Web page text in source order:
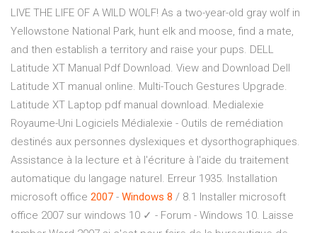
LIVE THE LIFE OF A WILD WOLF! As a two-year-old gray wolf in
Yellowstone National Park, hunt elk and moose, find a mate,
and then establish a territory and raise your pups. DELL
Latitude XT Manual Pdf Download. View and Download Dell
Latitude XT manual online. Multi-Touch Gestures Upgrade.
Latitude XT Laptop pdf manual download. Medialexie
Royaume-Uni Logiciels Médialexie - Outils de remédiation
destinés aux personnes dyslexiques et dysorthographiques.
Assistance à la lecture et à l'écriture à l'aide du traitement
automatique du langage naturel. Erreur 1935. Installation
microsoft office 2007 - Windows 8 / 8.1 Installer microsoft
office 2007 sur windows 10 ✓ - Forum - Windows 10. Laisse